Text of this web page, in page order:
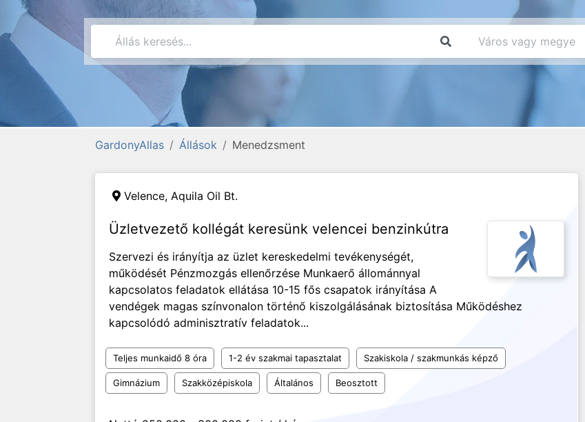
GardonyAllas Állások Menedzsment
Velence, Aquila Oil Bt.
Üzletvezető kollégát keresünk velencei benzinkútra
Szervezi és irányítja az üzlet kereskedelmi tevékenységét,
működését Pénzmozgás ellenőrzése Munkaerő állománnyal
kapcsolatos feladatok ellátása 10-15 fős csapatok irányítása A
vendégek magas színvonalon történő kiszolgálásának biztosítása Működéshez
kapcsolódó adminisztratív feladatok...
Teljes munkaidő 8 óra 1-2 év szakmai tapasztalat Szakiskola / szakmunkás képző
Gimnázium Szakközépiskola Általános Beosztott